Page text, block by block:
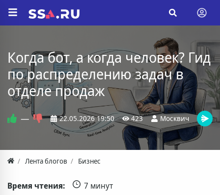
Когда бот, а когда человек? Гид
по распределению задач в
отделе продаж
— 22.05.2026 19:50 423 Москвич
Лента блогов Бизнес
Время чтения:
7 минут